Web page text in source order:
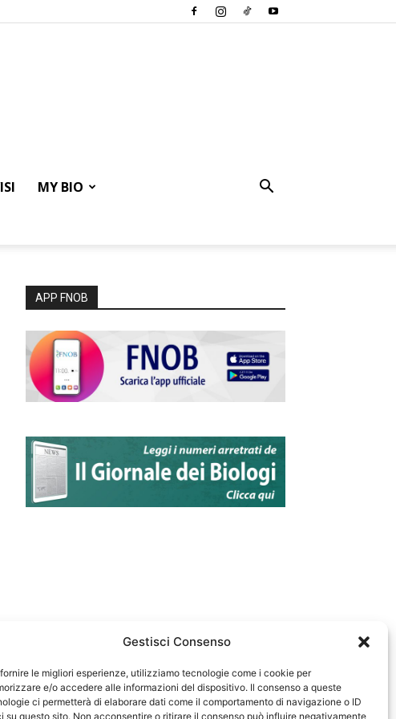
Gestisci Consenso
le migliori esperienze, utilizziamo tecnologie come i cookie per
e/o accedere alle informazioni del dispositivo. Il consenso a queste
ci permetterà di elaborare dati come il comportamento di navigazione o ID
su questo sito. Non acconsentire o ritirare il consenso può influire negativamente
MY BIO
APP FNOB